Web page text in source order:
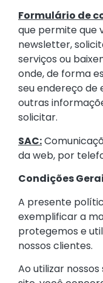
Formulário de
que permite que
newsletter,
serviços ou
onde, de forma
seu endereço de
outras
solicitar.
SAC:
da web, por
Condições
A presente
exemplificar a
protegemos e
nossos clientes.
Ao utilizar